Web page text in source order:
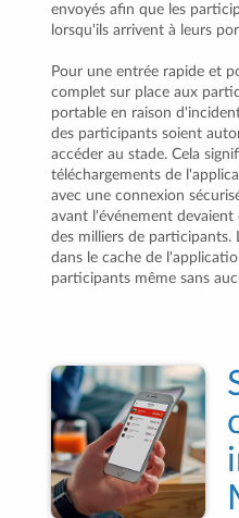
envoyés afin que les
lorsqu'ils arrivent à leurs
Pour une entrée rapide et
complet sur place aux
portable en raison
des participants soient
accéder au stade. Cela
téléchargements de
avec une connexion
avant l'événement
des milliers de participants.
dans le cache de
participants même sans